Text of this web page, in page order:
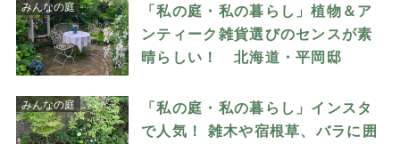
みんなの庭
「私の庭・私の暮らし」植物＆ア
ンティーク雑貨選びのセンスが素
晴らしい！ 北海道・平岡邸
みんなの庭
「私の庭・私の暮らし」インスタ
で人気！ 雑木や宿根草、バラに囲